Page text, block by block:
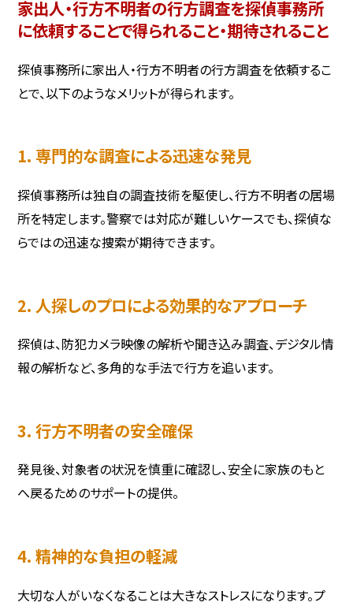
家出人・行方不明者の行方調査を探偵事務所
に依頼することで得られること・期待されること
探偵事務所に家出人・行方不明者の行方調査を依頼するこ
とで、以下のようなメリットが得られます。
1. 専門的な調査による迅速な発見
探偵事務所は独自の調査技術を駆使し、行方不明者の居場
所を特定します。警察では対応が難しいケースでも、探偵な
らではの迅速な捜索が期待できます。
2. 人探しのプロによる効果的なアプローチ
探偵は、防犯カメラ映像の解析や聞き込み調査、デジタル情
報の解析など、多角的な手法で行方を追います。
3. 行方不明者の安全確保
発見後、対象者の状況を慎重に確認し、安全に家族のもと
へ戻るためのサポートの提供。
4. 精神的な負担の軽減
大切な人がいなくなることは大きなストレスになります。プ